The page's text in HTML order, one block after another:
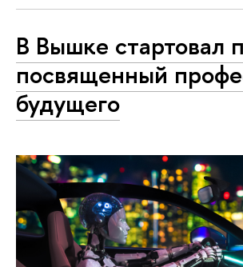
В Вышке стартовал
посвященный
будущего